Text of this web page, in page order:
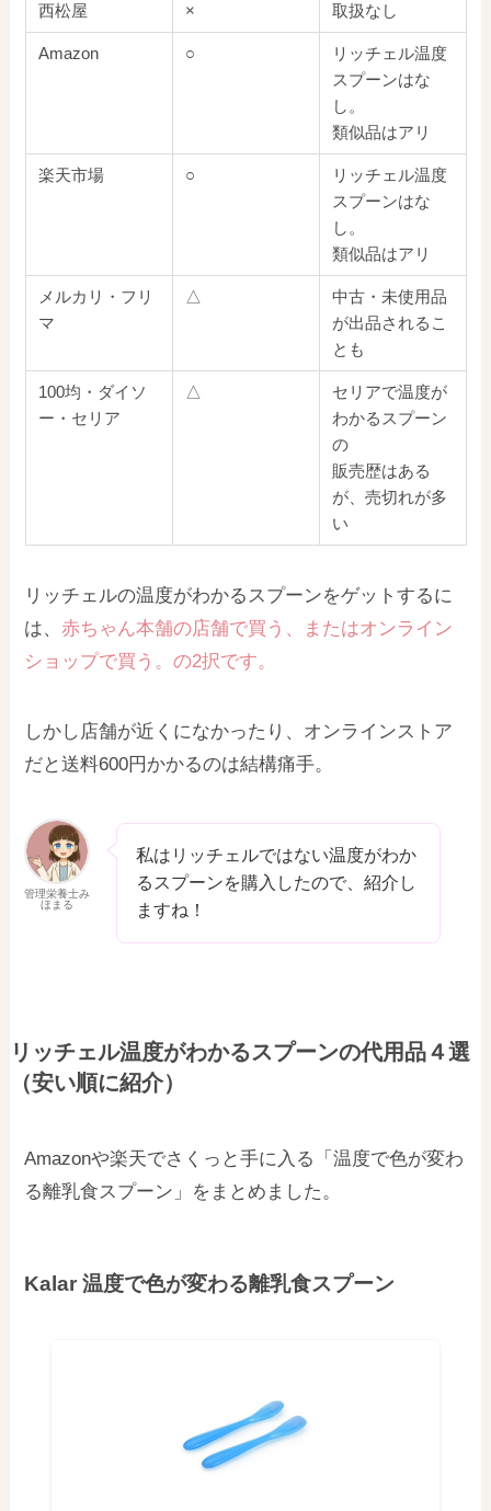
西松屋 × 取扱なし
Amazon ○
リッチェル温度
スプーンはな
し。
類似品はアリ
楽天市場 ○
リッチェル温度
スプーンはな
し。
類似品はアリ
メルカリ・フリ
マ
△
中古・未使用品
が出品されるこ
とも
100均・ダイソ
ー・セリア
△
セリアで温度が
わかるスプーン
の
販売歴はある
が、売切れが多
い
リッチェルの温度がわかるスプーンをゲットするに
は、赤ちゃん本舗の店舗で買う、またはオンライン
ショップで買う。の2択です。
しかし店舗が近くになかったり、オンラインストア
だと送料600円かかるのは結構痛手。
管理栄養士み
ほまる
私はリッチェルではない温度がわか
るスプーンを購入したので、紹介し
ますね！
リッチェル温度がわかるスプーンの代用品４選
（安い順に紹介）
Amazonや楽天でさくっと手に入る「温度で色が変わ
る離乳食スプーン」をまとめました。
Kalar 温度で色が変わる離乳食スプーン